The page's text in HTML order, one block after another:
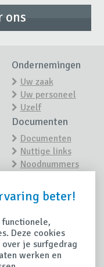
ons
Ondernemingen
Uw zaak
Uw personeel
Uzelf
Documenten
Documenten
Nuttige links
Noodnummers
beter!
functionele,
Deze cookies
je surfgedrag
werken en